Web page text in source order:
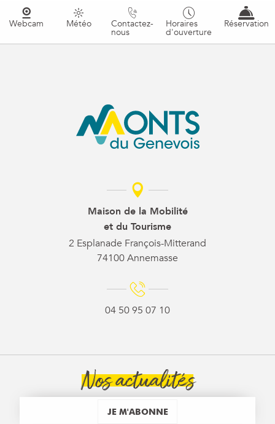
Webcam Météo Contactez-
nous
Horaires
d'ouverture
Réservation
Maison de la Mobilité
et du Tourisme
2 Esplanade François-Mitterand
74100 Annemasse
04 50 95 07 10
Nos actualités
JE M'ABONNE